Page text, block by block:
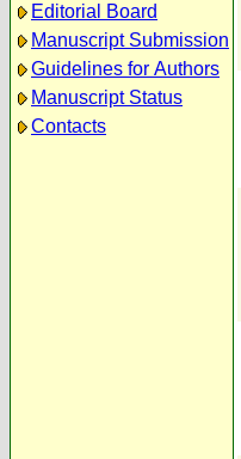
Editorial Board
Manuscript Submission
Guidelines for Authors
Manuscript Status
Contacts